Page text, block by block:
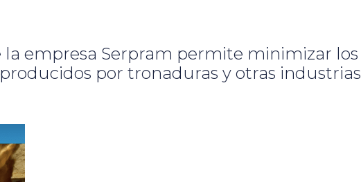
empresa Serpram permite minimizar los
por tronaduras y otras industrias